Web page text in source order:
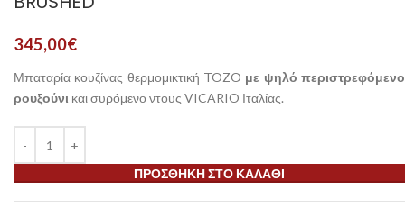
345,00€
Μπαταρία κουζίνας θερμομικτική TOZO με ψηλό περιστρεφόμενο
ρουξούνι και συρόμενο ντους VICARIO Ιταλίας.
ΠΡΟΣΘΉΚΗ ΣΤΟ ΚΑΛΆΘΙ